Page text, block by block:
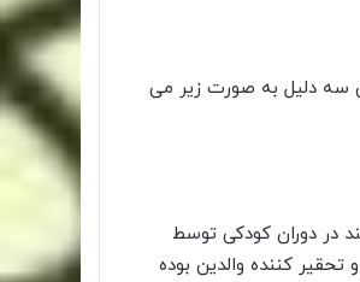
سه دلیل به صورت زیر می
در دوران کودکی توسط
کننده والدین بوده